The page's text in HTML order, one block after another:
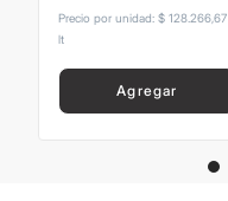
Precio por unidad: $ 128.266,67
lt
Agregar